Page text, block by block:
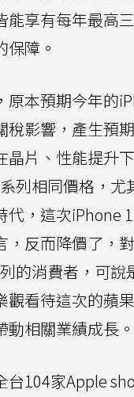
能享有每年最高
保障。
原本預期今年的
稅影響，產生預
晶片、性能提升
列相同價格，尤
代，這次iPhone
，反而降價了，
的消費者，可說
觀看待這次的蘋
動相關業績成長。
台104家Apple